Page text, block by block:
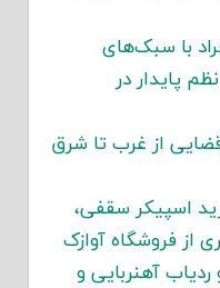
با سبک‌های
پایدار در
از غرب تا شرق
اسپیکر سقفی،
از فروشگاه آوازک
آهنربایی و